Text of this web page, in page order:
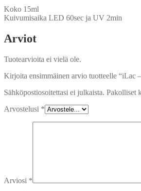
Koko 15ml
Kuivumisaika LED 60sec ja UV 2min
Arviot
Tuotearvioita ei vielä ole.
Kirjoita ensimmäinen arvio tuotteelle “iLac
Sähköpostiosoitettasi ei julkaista. Pakolliset
Arvostelusi *
Arviosi *